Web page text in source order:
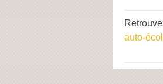
auto-